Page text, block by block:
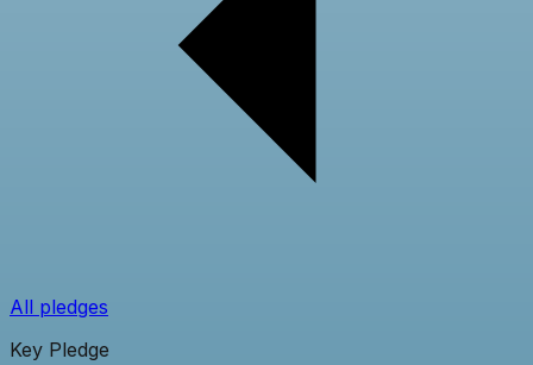
All pledges
Key Pledge